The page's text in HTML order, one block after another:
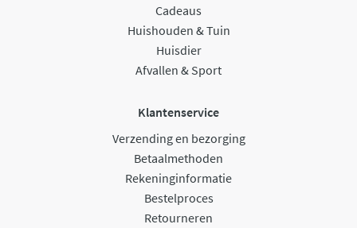
Cadeaus
Huishouden & Tuin
Huisdier
Afvallen & Sport
Klantenservice
Verzending en bezorging
Betaalmethoden
Rekeninginformatie
Bestelproces
Retourneren